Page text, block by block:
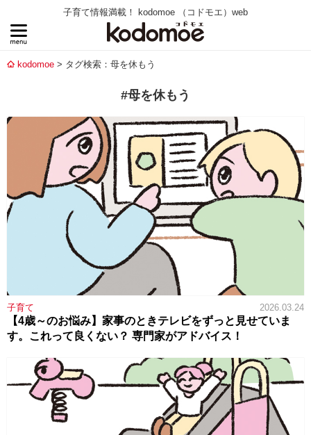
子育て情報満載！ kodomoe （コドモエ）web
kodomoe タグ検索：母を休もう
#母を休もう
子育て 2026.03.24
【4歳～のお悩み】家事のときテレビをずっと見せていま
す。これって良くない？ 専門家がアドバイス！